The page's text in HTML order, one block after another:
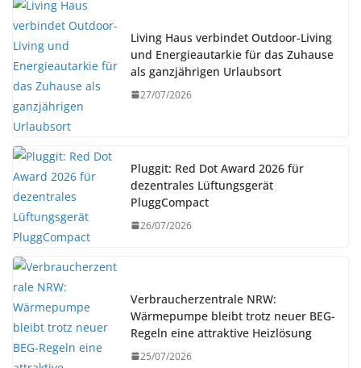
Living Haus verbindet Outdoor-Living
und Energieautarkie für das Zuhause
als ganzjährigen Urlaubsort
27/07/2026
Pluggit: Red Dot Award 2026 für
dezentrales Lüftungsgerät
PluggCompact
26/07/2026
Verbraucherzentrale NRW:
Wärmepumpe bleibt trotz neuer BEG-
Regeln eine attraktive Heizlösung
25/07/2026